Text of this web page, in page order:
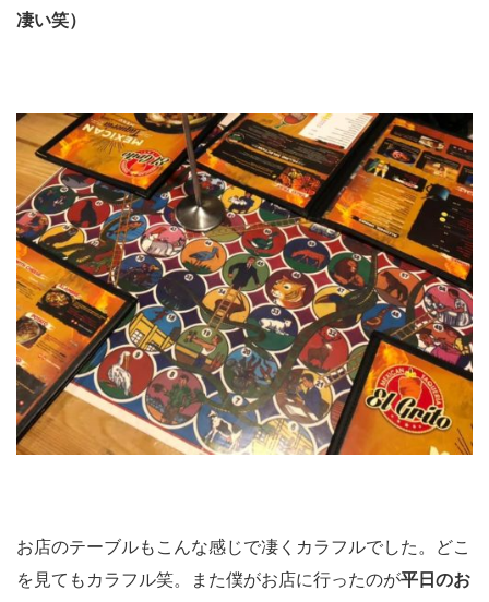
凄い笑）
お店のテーブルもこんな感じで凄くカラフルでした。どこ
を見てもカラフル笑。また僕がお店に行ったのが平日のお